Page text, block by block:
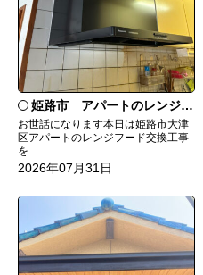
姫路市 アパートのレンジフード交換
お世話になります本日は姫路市大津
区アパートのレンジフード交換工事
を...
2026年07月31日